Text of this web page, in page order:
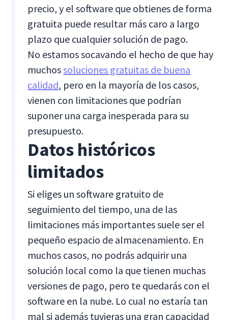
precio, y el software que obtienes de forma
gratuita puede resultar más caro a largo
plazo que cualquier solución de pago.
No estamos socavando el hecho de que hay
muchossoluciones gratuitas de buena
calidad, pero en la mayoría de los casos,
vienen con limitaciones que podrían
suponer una carga inesperada para su
presupuesto.
Datos históricos
limitados
Si eliges un software gratuito de
seguimiento del tiempo, una de las
limitaciones más importantes suele ser el
pequeño espacio de almacenamiento. En
muchos casos, no podrás adquirir una
solución local como la que tienen muchas
versiones de pago, pero te quedarás con el
software en la nube. Lo cual no estaría tan
mal si además tuvieras una gran capacidad